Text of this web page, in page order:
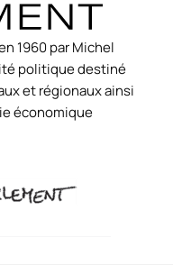
1960 par Michel
politique destiné
et régionaux ainsi
économique